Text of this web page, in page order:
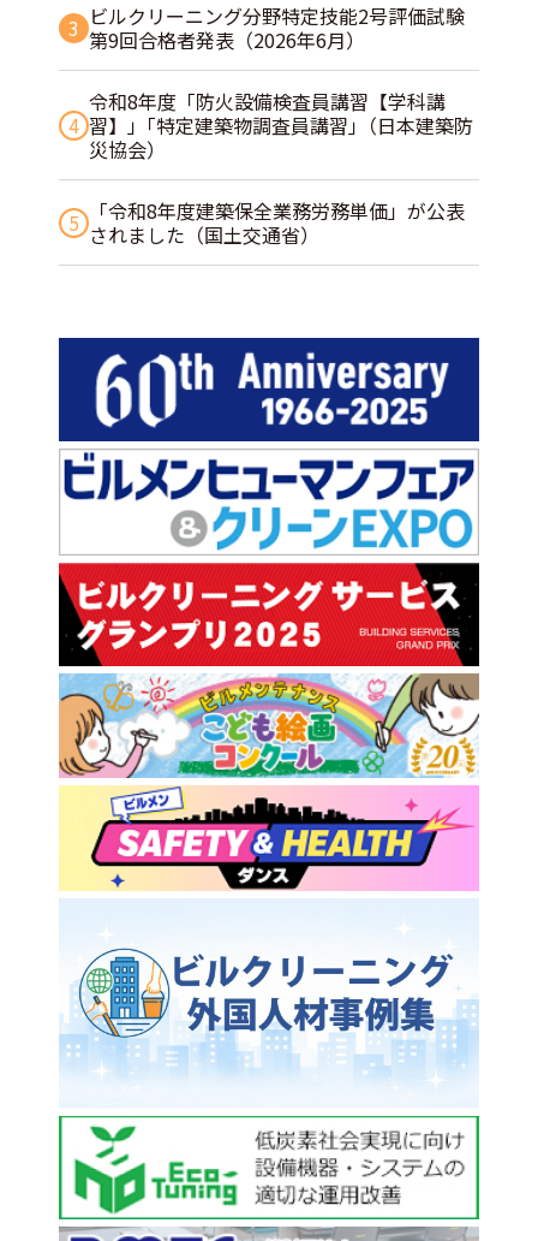
3 ビルクリーニング分野特定技能2号評価試験
第9回合格者発表（2026年6月）
4
令和8年度「防火設備検査員講習【学科講
習】」｢特定建築物調査員講習｣（日本建築防
災協会）
5
「令和8年度建築保全業務労務単価」が公表
されました（国土交通省）